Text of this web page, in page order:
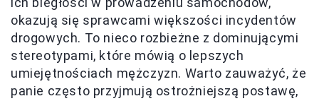
okazują się sprawcami większości incydentów
drogowych. To nieco rozbieżne z dominującymi
stereotypami, które mówią o lepszych
umiejętnościach mężczyzn. Warto zauważyć, że
panie często przyjmują ostrożniejszą postawę,